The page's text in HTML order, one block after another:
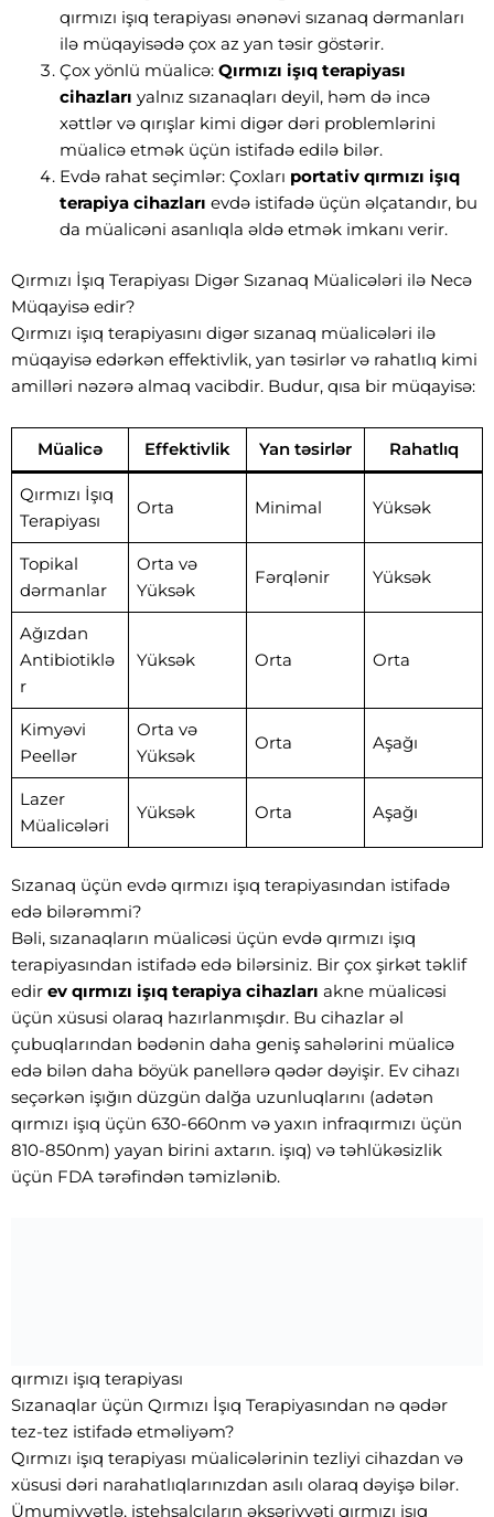
qırmızı işıq terapiyası ənənəvi sızanaq dərmanları
ilə müqayisədə çox az yan təsir göstərir.
Çox yönlü müalicə: Qırmızı işıq terapiyası
cihazları yalnız sızanaqları deyil, həm də incə
xəttlər və qırışlar kimi digər dəri problemlərini
müalicə etmək üçün istifadə edilə bilər.
Evdə rahat seçimlər: Çoxları portativ qırmızı işıq
terapiya cihazları evdə istifadə üçün əlçatandır, bu
da müalicəni asanlıqla əldə etmək imkanı verir.
Qırmızı İşıq Terapiyası Digər Sızanaq Müalicələri ilə Necə
Müqayisə edir?
Qırmızı işıq terapiyasını digər sızanaq müalicələri ilə
müqayisə edərkən effektivlik, yan təsirlər və rahatlıq kimi
amilləri nəzərə almaq vacibdir. Budur, qısa bir müqayisə:
Müalicə Effektivlik Yan təsirlər Rahatlıq
Qırmızı İşıq
Terapiyası
Orta Minimal Yüksək
Topikal
dərmanlar
Orta və
Yüksək
Fərqlənir Yüksək
Ağızdan
Antibiotiklə
r
Yüksək Orta Orta
Kimyəvi
Peellər
Orta və
Yüksək
Orta Aşağı
Lazer
Müalicələri
Yüksək Orta Aşağı
Sızanaq üçün evdə qırmızı işıq terapiyasından istifadə
edə bilərəmmi?
Bəli, sızanaqların müalicəsi üçün evdə qırmızı işıq
terapiyasından istifadə edə bilərsiniz. Bir çox şirkət təklif
edir ev qırmızı işıq terapiya cihazları akne müalicəsi
üçün xüsusi olaraq hazırlanmışdır. Bu cihazlar əl
çubuqlarından bədənin daha geniş sahələrini müalicə
edə bilən daha böyük panellərə qədər dəyişir. Ev cihazı
seçərkən işığın düzgün dalğa uzunluqlarını (adətən
qırmızı işıq üçün 630-660nm və yaxın infraqırmızı üçün
810-850nm) yayan birini axtarın. işıq) və təhlükəsizlik
üçün FDA tərəfindən təmizlənib.
qırmızı işıq terapiyası
Sızanaqlar üçün Qırmızı İşıq Terapiyasından nə qədər
tez-tez istifadə etməliyəm?
Qırmızı işıq terapiyası müalicələrinin tezliyi cihazdan və
xüsusi dəri narahatlıqlarınızdan asılı olaraq dəyişə bilər.
Ümumiyyətlə, istehsalçıların əksəriyyəti qırmızı işıq